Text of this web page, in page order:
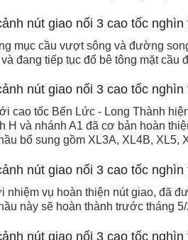
mục cầu vượt sông và đường
đang tiếp tục đổ bê tông mặt cầu
cao tốc Bến Lức - Long Thành
H và nhánh A1 đã cơ bản hoàn
bổ sung gồm XL3A, XL4B,
nhiệm vụ hoàn thiện nút giao, đã
này sẽ hoàn thành trước tháng